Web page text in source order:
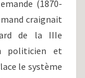
(1870-
craignait
de la IIIe
politicien et
le système